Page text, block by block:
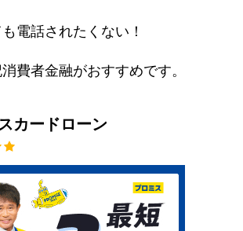
電話されたくない！
費者金融がおすすめです。
カードローン